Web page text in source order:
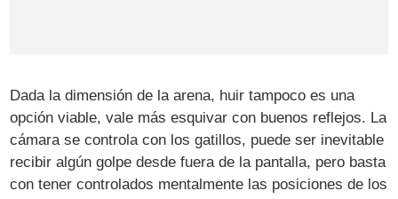
Dada la dimensión de la arena, huir tampoco es una
opción viable, vale más esquivar con buenos reflejos. La
cámara se controla con los gatillos, puede ser inevitable
recibir algún golpe desde fuera de la pantalla, pero basta
con tener controlados mentalmente las posiciones de los